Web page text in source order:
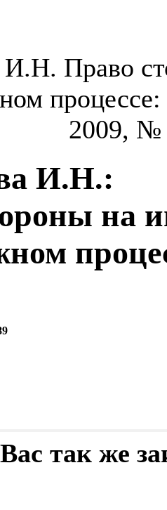
И.Н. Право
2009, №
И.Н.:
на
так же